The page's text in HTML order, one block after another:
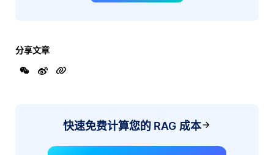
分享文章
快速免费计算您的 RAG 成本